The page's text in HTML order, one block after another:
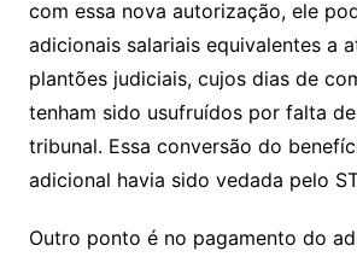
com essa nova autorização, ele
adicionais salariais equivalentes a
plantões judiciais, cujos dias de
tenham sido usufruídos por falta
tribunal. Essa conversão do
adicional havia sido vedada pelo
Outro ponto é no pagamento do